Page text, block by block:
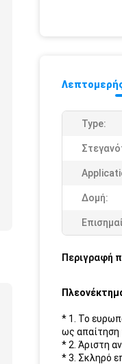
Type:
Δομή:
Περιγραφή
* 1. Το
ως απαίτηση
* 2. Άριστη
* 3. Σκληρό